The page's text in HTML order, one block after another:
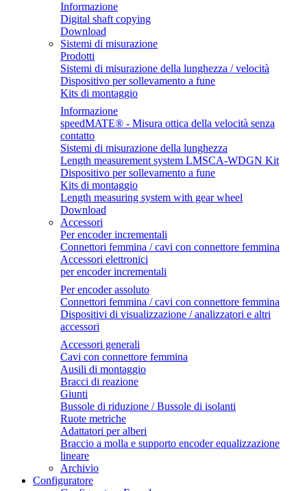
Informazione
Digital shaft copying
Download
Sistemi di misurazione
Prodotti
Sistemi di misurazione della lunghezza / velocità
Dispositivo per sollevamento a fune
Kits di montaggio
Informazione
speedMATE® - Misura ottica della velocità senza
contatto
Sistemi di misurazione della lunghezza
Length measurement system LMSCA-WDGN Kit
Dispositivo per sollevamento a fune
Kits di montaggio
Length measuring system with gear wheel
Download
Accessori
Per encoder incrementali
Connettori femmina / cavi con connettore femmina
Accessori elettronici
per encoder incrementali
Per encoder assoluto
Connettori femmina / cavi con connettore femmina
Dispositivi di visualizzazione / analizzatori e altri
accessori
Accessori generali
Cavi con connettore femmina
Ausili di montaggio
Bracci di reazione
Giunti
Bussole di riduzione / Bussole di isolanti
Ruote metriche
Adattatori per alberi
Braccio a molla e supporto encoder equalizzazione
lineare
Archivio
Configuratore